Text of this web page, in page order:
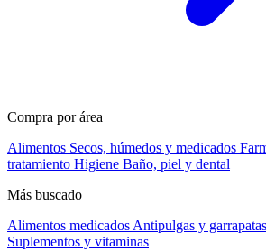
Compra por área
Alimentos Secos, húmedos y medicados
tratamiento Higiene Baño, piel y dental
Más buscado
Alimentos medicados Antipulgas y garrapatas
Suplementos y vitaminas